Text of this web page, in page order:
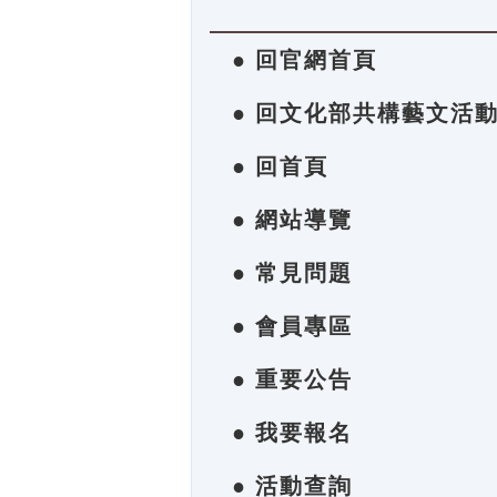
● 回官網首頁
● 回文化部共構藝文活
● 回首頁
● 網站導覽
● 常見問題
● 會員專區
● 重要公告
● 我要報名
● 活動查詢